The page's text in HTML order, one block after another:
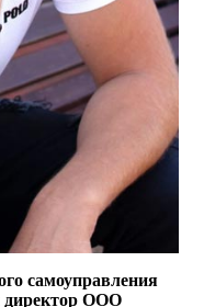
самоуправления
директор ООО